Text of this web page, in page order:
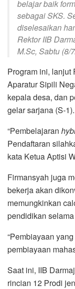
belajar baik
sebagai SKS.
diselesaikan
Rektor IIB
M.Sc, Sabtu (8/
Program ini, lanjut
Aparatur Sipili
kepala desa, dan
gelar sarjana (S-1).
“Pembelajaran
Pendaftaran
kata Ketua Aptisi
Firmansyah juga
bekerja akan
memungkinkan
pendidikan
“Pembiayaan
pembiayaan
Saat ini, IIB
rincian 12 Prodi